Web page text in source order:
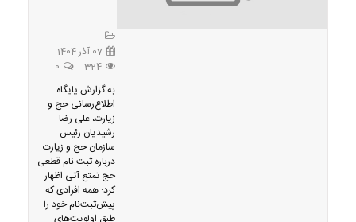
07 آذر 1404
324
0
به گزارش پایگاه
اطلاع‌رسانی حج و
زیارت، علی رضا
رشیدیان رئیس
سازمان حج و زیارت
درباره ثبت نام قطعی
حج تمتع آتی اظهار
کرد: همه افرادی که
پیش‌ثبت‌نام خود را
طبق اولویت‌های